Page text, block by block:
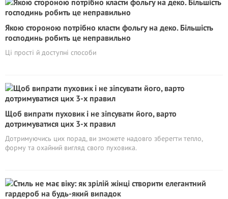
Якою стороною потрібно класти фольгу на деко. Більшість
господинь робить це неправильно
Ці прості й доступні способи
Щоб випрати пуховик і не зіпсувати його, варто
дотримуватися цих 3-х правил
Дотримуючись цих порад, ви зможете надовго зберегти тепло,
форму та охайний вигляд свого пуховика.